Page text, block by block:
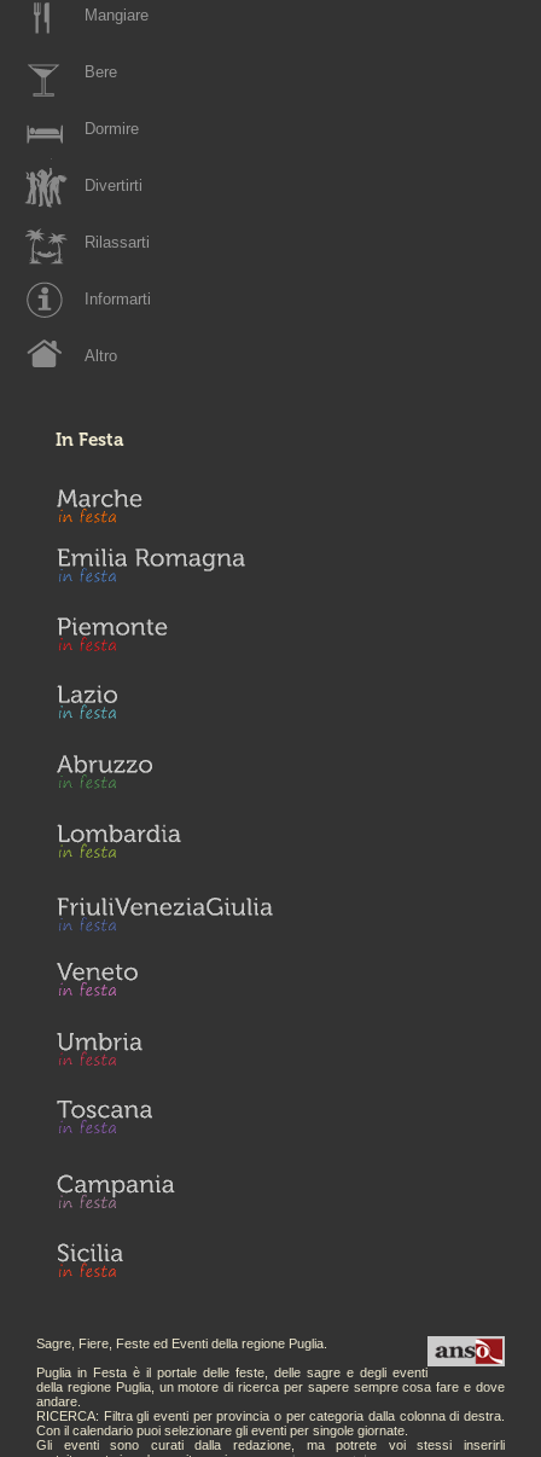
Mangiare
Bere
Dormire
Divertirti
Rilassarti
Informarti
Altro
In Festa
Sagre, Fiere, Feste ed Eventi della regione Puglia.
Puglia in Festa è il portale delle feste, delle sagre e degli eventi
della regione Puglia, un motore di ricerca per sapere sempre cosa fare e dove
andare.
RICERCA: Filtra gli eventi per provincia o per categoria dalla colonna di destra.
Con il calendario puoi selezionare gli eventi per singole giornate.
Gli eventi sono curati dalla redazione, ma potrete voi stessi inserirli